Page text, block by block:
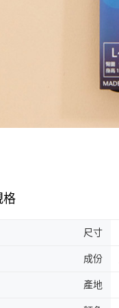
格
尺寸
成份
產地